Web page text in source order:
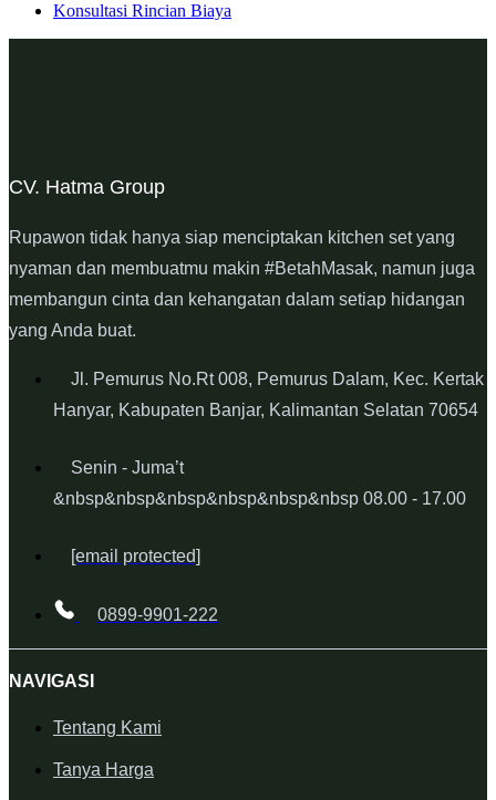
Konsultasi Rincian Biaya
CV. Hatma Group
Rupawon tidak hanya siap menciptakan kitchen set yang
nyaman dan membuatmu makin #BetahMasak, namun juga
membangun cinta dan kehangatan dalam setiap hidangan
yang Anda buat.
Jl. Pemurus No.Rt 008, Pemurus Dalam, Kec. Kertak
Hanyar, Kabupaten Banjar, Kalimantan Selatan 70654
Senin - Juma’t
&nbsp&nbsp&nbsp&nbsp&nbsp&nbsp 08.00 - 17.00
[email protected]
0899-9901-222
NAVIGASI
Tentang Kami
Tanya Harga